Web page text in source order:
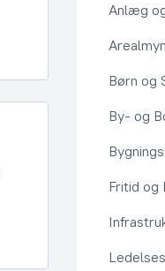
Anlæg
Børn og
By- og
Fritid og